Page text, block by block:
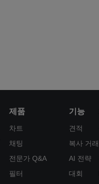
제품
차트
채팅
전문가 Q&A
필터
기능
견적
복사 거래
AI 전략
대회